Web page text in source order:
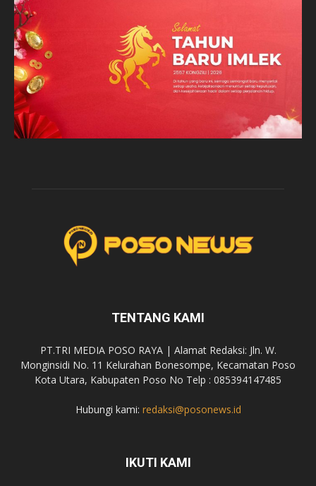
TENTANG KAMI
PT.TRI MEDIA POSO RAYA | Alamat Redaksi: Jln. W.
Monginsidi No. 11 Kelurahan Bonesompe, Kecamatan Poso
Kota Utara, Kabupaten Poso No Telp : 085394147485
Hubungi kami: redaksi@posonews.id
IKUTI KAMI